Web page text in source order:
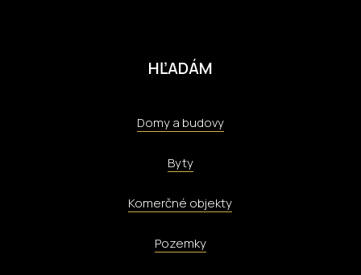
HĽADÁM
Domy a budovy
Byty
Komerčné objekty
Pozemky